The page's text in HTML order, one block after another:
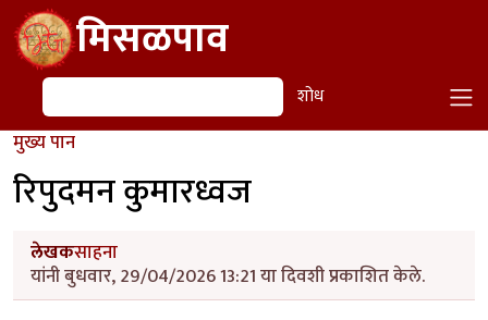
Skip to main contentमिसळपाव
शोध शोध
मुख्य पान
रिपुदमन कुमारध्वज
लेखकसाहना
यांनी बुधवार, 29/04/2026 13:21 या दिवशी प्रकाशित केले.